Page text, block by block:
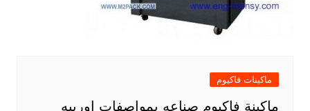
ماكينات فاكيوم
ماكينة فاكيوم صناعه بمواصفات اوربيه